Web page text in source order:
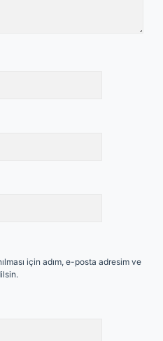
için adım, e-posta adresim ve